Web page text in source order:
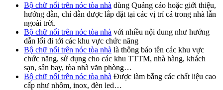
Bộ chữ nổi trên nóc tòa nhà dùng Quảng cáo hoặc giới thiệu,
hướng dẫn, chỉ dẫn được lắp đặt tại các vị trí cả trong nhà lẫn
ngoài trời.
Bộ chữ nổi trên nóc tòa nhà với nhiều nội dung như hướng
dẫn lối đi tới các khu vực chức năng
Bộ chữ nổi trên nóc tòa nhà là thông báo tên các khu vực
chức năng, sử dụng cho các khu TTTM, nhà hàng, khách
sạn, sân bay, tòa nhà văn phòng…
Bộ chữ nổi trên nóc tòa nhà Được làm bằng các chất liệu cao
cấp như nhôm, inox, đèn led…